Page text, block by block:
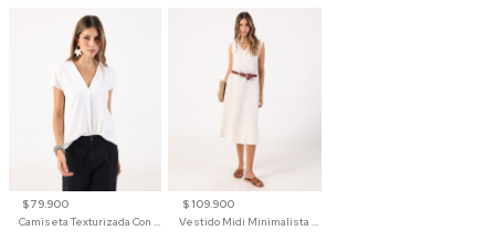
$ 79.900
Camiseta Texturizada Con Cuello En V Para Mujer
$ 109.900
Vestido Midi Minimalista De Silueta Amplia